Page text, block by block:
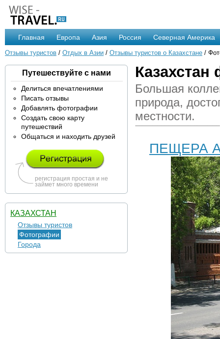
Главная Европа Азия Россия Северная Америка
Отзывы туристов / Отдых в Азии / Отзывы туристов о Казахстане /
Путешествуйте с нами
Делиться впечатлениями
Писать отзывы
Добавлять фотографии
Создать свою карту
путешествий
Общаться и находить друзей
регистрация простая и не
займет много времени
КАЗАХСТАН
Отзывы туристов
Фотографии
Города
Казахстан
Большая
природа,
местности.
ПЕЩЕРА